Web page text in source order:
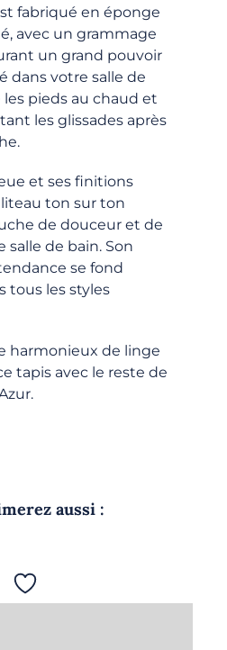
fabriqué en éponge
avec un grammage
un grand pouvoir
dans votre salle de
les pieds au chaud et
les glissades après
et ses finitions
ton sur ton
de douceur et de
salle de bain. Son
se fond
tous les styles
harmonieux de linge
tapis avec le reste de
aussi :